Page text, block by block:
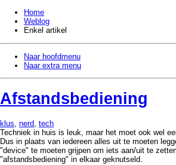
Home
Weblog
Enkel artikel
Naar hoofdmenu
Naar extra menu
Afstandsbediening
klus, nerd, tech
Techniek in huis is leuk, maar het moet ook wel
Dus in plaats van iedereen alles uit te moeten
"device" te moeten grijpen om iets aan/uit te
"afstandsbediening" in elkaar geknutseld.